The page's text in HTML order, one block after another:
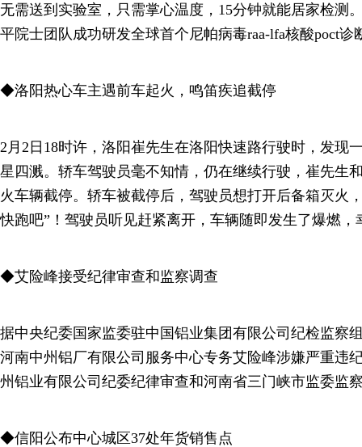
无需送到实验室，只需掌心温度，15分钟就能居家检测
平院士团队成功研发全球首个尼帕病毒raa-lfa核酸poct诊
◆洛阳热心车主遇前车起火，鸣笛疾追截停
2月2日18时许，洛阳崔先生在洛阳快速路行驶时，发现
星四溅。轿车驾驶员毫不知情，仍在继续行驶，崔先生
火车辆截停。轿车被截停后，驾驶员想打开后备箱灭火
快跑吧”！驾驶员听见赶紧离开，车辆随即发生了爆燃
◆艾险峰接受纪律审查和监察调查
据中央纪委国家监委驻中国铝业集团有限公司纪检监察
河南中州铝厂有限公司服务中心专务艾险峰涉嫌严重违
州铝业有限公司纪委纪律审查和河南省三门峡市监委监
◆信阳公布中心城区37处年货销售点